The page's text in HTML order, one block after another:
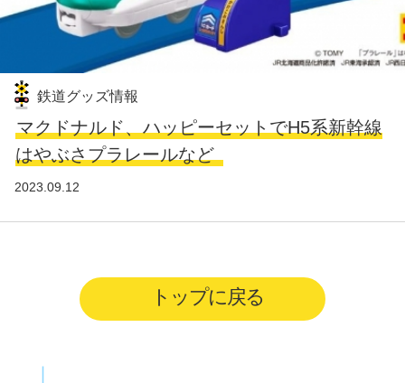
鉄道グッズ情報
マクドナルド、ハッピーセットでH5系新幹線
はやぶさプラレールなど
2023.09.12
トップに戻る